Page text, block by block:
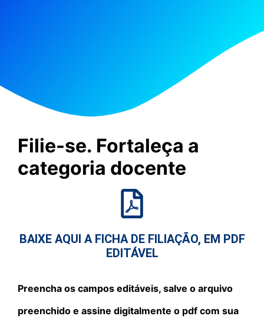
Filie-se. Fortaleça a
categoria docente
BAIXE AQUI A FICHA DE FILIAÇÃO, EM PDF
EDITÁVEL
Preencha os campos editáveis, salve o arquivo
preenchido e assine digitalmente o pdf com sua